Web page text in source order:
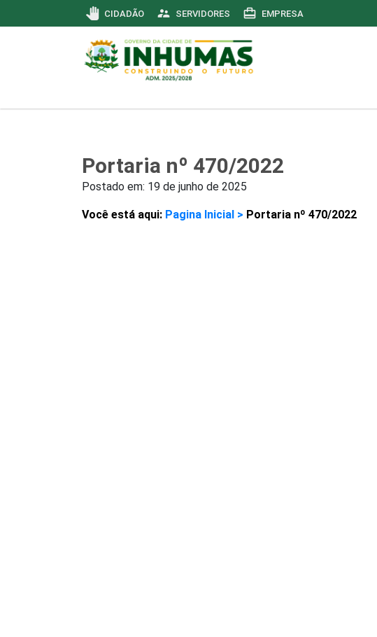
pan_tool CIDADÃO supervisor_account SERVIDORES card_travel EMPRESA
Portaria nº 470/2022
Postado em: 19 de junho de 2025
Você está aqui: Pagina Inicial > Portaria nº 470/2022